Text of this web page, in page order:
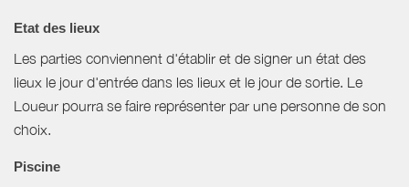
Etat des lieux
Les parties conviennent d'établir et de signer un état des
lieux le jour d'entrée dans les lieux et le jour de sortie. Le
Loueur pourra se faire représenter par une personne de son
choix.
Piscine